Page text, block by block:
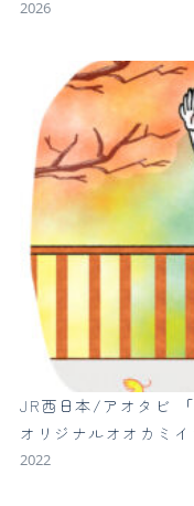
2026
JR西日本/アオタビ
オリジナルオオカミイ
2022